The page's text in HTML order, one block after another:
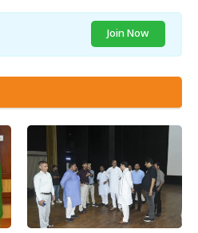
Join Now